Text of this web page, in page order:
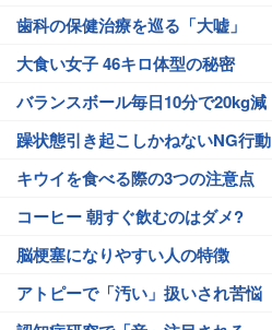
歯科の保健治療を巡る「大嘘」
大食い女子 46キロ体型の秘密
バランスボール毎日10分で20kg減
躁状態引き起こしかねないNG行動
キウイを食べる際の3つの注意点
コーヒー 朝すぐ飲むのはダメ?
脳梗塞になりやすい人の特徴
アトピーで「汚い」扱いされ苦悩